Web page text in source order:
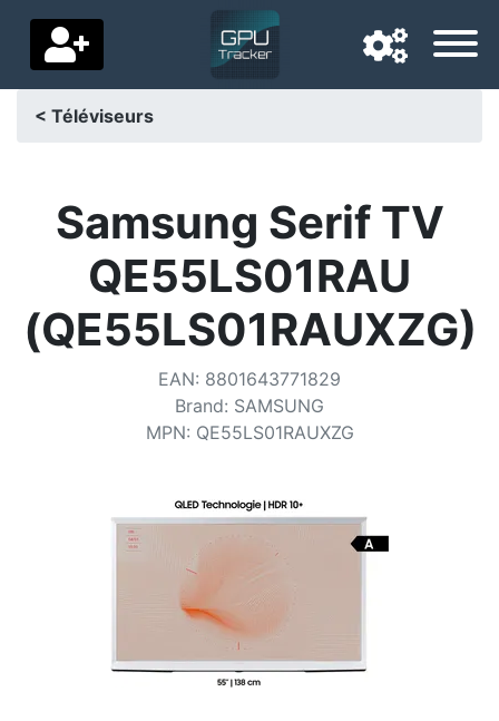
Pays de livraison
Baisses de prix
Paramètres
Catégories
< Téléviseurs
Samsung Serif TV
QE55LS01RAU
(QE55LS01RAUXZG)
EAN: 8801643771829
Brand: SAMSUNG
MPN: QE55LS01RAUXZG